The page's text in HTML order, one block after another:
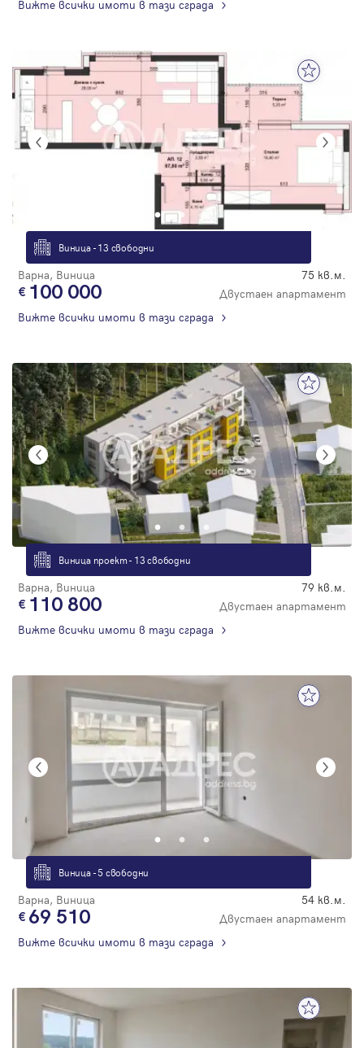
Вижте всички имоти в тази сграда
Виница - 13 свободни
Варна, Виница 75 кв.м.
100 000
Двустаен апартамент
Вижте всички имоти в тази сграда
Виница проект - 13 свободни
Варна, Виница 79 кв.м.
110 800
Двустаен апартамент
Вижте всички имоти в тази сграда
Виница - 5 свободни
Варна, Виница 54 кв.м.
69 510
Двустаен апартамент
Вижте всички имоти в тази сграда